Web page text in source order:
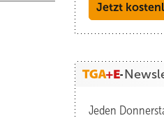
Jetzt
Jeden